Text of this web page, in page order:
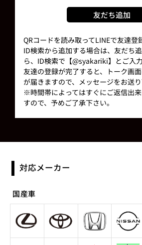
友だち追加
QRコードを読み取ってLINEで友達登
ID検索から追加する場合は、友だち
ら、ID検索で【@syakariki】とご入力
友達の登録が完了すると、トーク画
が届きますので、メッセージをお送り
※時間帯によってはすぐにご返信出
すので、予めご了承下さい。
対応メーカー
国産車